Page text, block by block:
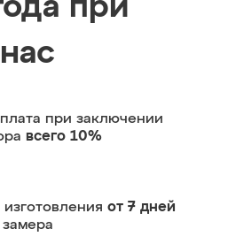
при
при заключении
всего 10%
от 7 дней